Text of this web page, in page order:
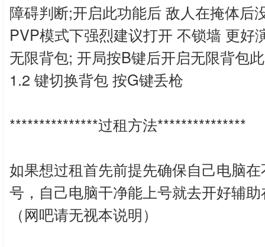
障碍判断;开启此功能后 敌人在掩体后
PVP模式下强烈建议打开 不锁墙 更好
无限背包; 开局按B键后开启无限背包
1.2 键切换背包 按G键丢枪
***************过租方法***************
如果想过租首先前提先确保自己电脑
号，自己电脑干净能上号就去开好辅
（网吧请无视本说明）